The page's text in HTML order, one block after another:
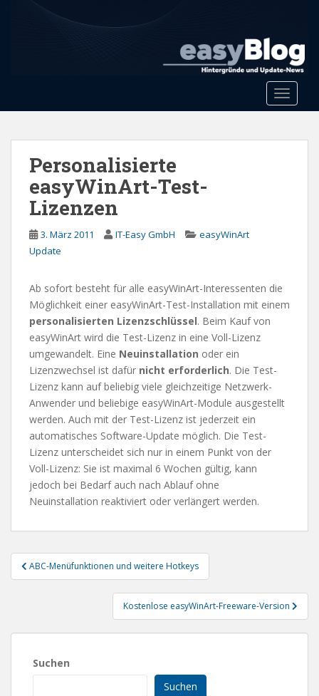
Toggle
Personalisierte
easyWinArt-Test-
Lizenzen
3. März 2011 IT-Easy GmbH
easyWinArt
Update
Ab sofort besteht für alle easyWinArt-Interessenten die
Möglichkeit einer easyWinArt-Test-Installation mit einem
personalisierten Lizenzschlüssel. Beim Kauf von
easyWinArt wird die Test-Lizenz in eine Voll-Lizenz
umgewandelt. Eine Neuinstallation oder ein
Lizenzwechsel ist dafür nicht erforderlich. Die Test-
Lizenz kann auf beliebig viele gleichzeitige Netzwerk-
Anwender und beliebige easyWinArt-Module ausgestellt
werden. Auch mit der Test-Lizenz ist jederzeit ein
automatisches Software-Update möglich. Die Test-
Lizenz unterscheidet sich nur in einem Punkt von der
Voll-Lizenz: Sie ist maximal 6 Wochen gültig, kann
jedoch bei Bedarf auch nach Ablauf ohne
Neuinstallation reaktiviert oder verlängert werden.
Beitragsnavigation
ABC-Menüfunktionen und weitere Hotkeys
Kostenlose easyWinArt-Freeware-Version
Suchen
Suchen